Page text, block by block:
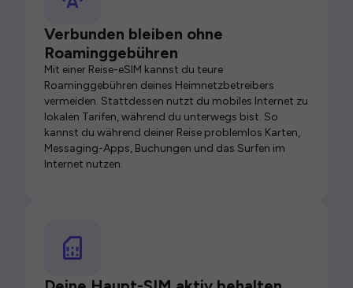
Verbunden bleiben ohne
Roaminggebühren
Mit einer Reise-eSIM kannst du teure
Roaminggebühren deines Heimnetzbetreibers
vermeiden. Stattdessen nutzt du mobiles Internet zu
lokalen Tarifen, während du unterwegs bist. So
kannst du während deiner Reise problemlos Karten,
Messaging-Apps, Buchungen und das Surfen im
Internet nutzen.